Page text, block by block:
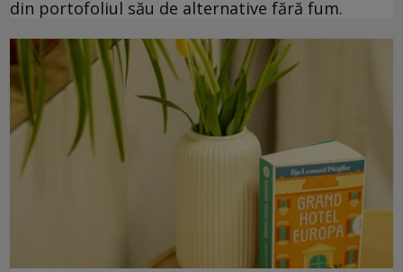
din portofoliul său de alternative fără fum.